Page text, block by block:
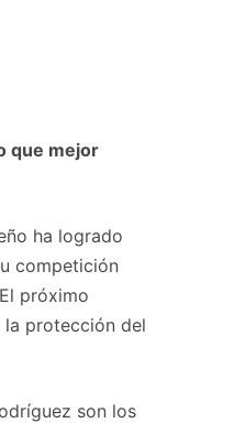
que mejor
ha logrado
competición
próximo
la protección del
son los